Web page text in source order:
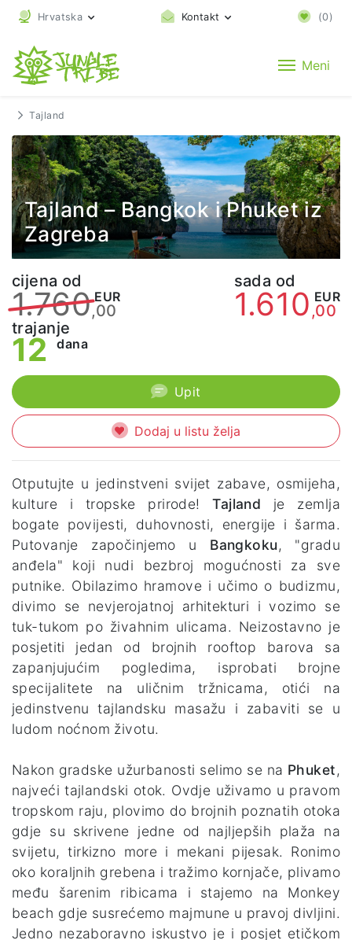
Hrvatska Kontakt (0)
Meni
Tajland
Tajland – Bangkok i Phuket iz
Zagreba
cijena od
1.760 EUR
,00
sada od
1.610 EUR
,00
trajanje
12 dana
Upit
Dodaj u listu želja
Otputujte u jedinstveni svijet zabave, osmijeha,
kulture i tropske prirode!Tajland je zemlja
bogate povijesti, duhovnosti, energije i šarma.
Putovanje započinjemo u Bangkoku, "gradu
anđela" koji nudi bezbroj mogućnosti za sve
putnike. Obilazimo hramove i učimo o budizmu,
divimo se nevjerojatnoj arhitekturi i vozimo se
tuk-tukom po živahnim ulicama. Neizostavno je
posjetiti jedan od brojnih rooftop barova sa
zapanjujućim pogledima, isprobati brojne
specijalitete na uličnim tržnicama, otići na
jedinstvenu tajlandsku masažu i zabaviti se u
ludom noćnom životu.
Nakon gradske užurbanosti selimo se na Phuket,
najveći tajlandski otok. Ovdje uživamo u pravom
tropskom raju, plovimo do brojnih poznatih otoka
gdje su skrivene jedne od najljepših plaža na
svijetu, tirkizno more i mekani pijesak. Ronimo
oko koraljnih grebena i tražimo kornjače, plivamo
među šarenim ribicama i stajemo na Monkey
beach gdje susrećemo majmune u pravoj divljini.
Jedno nezaboravno iskustvo je i posjet etičkom